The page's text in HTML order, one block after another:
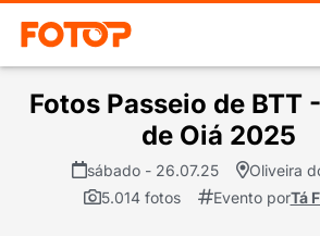
Fotos Passeio de BTT
de Oiá 2025
sábado - 26.07.25
Oliveira
5.014 fotos
Evento porTá